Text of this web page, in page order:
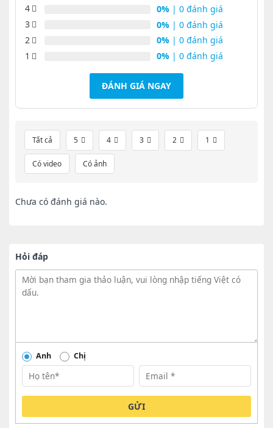
4 0% | 0 đánh giá
3
0% | 0 đánh giá
2
0% | 0 đánh giá
1
0% | 0 đánh giá
ĐÁNH GIÁ NGAY
Tất cả 5 4 3 2 1
Có video Có ảnh
Chưa có đánh giá nào.
Hỏi đáp
Anh Chị
GỬI